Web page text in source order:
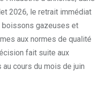
2026, le retrait immédiat
boissons gazeuses et
aux normes de qualité
fait suite aux
cours du mois de juin